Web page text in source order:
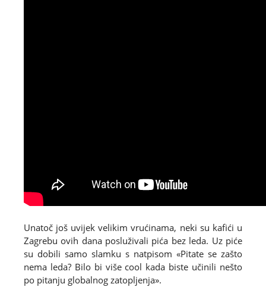
Unatoč još uvijek velikim vrućinama, neki su kafići u
Zagrebu ovih dana posluživali pića bez leda. Uz piće
su dobili samo slamku s natpisom «Pitate se zašto
nema leda? Bilo bi više cool kada biste učinili nešto
po pitanju globalnog zatopljenja».